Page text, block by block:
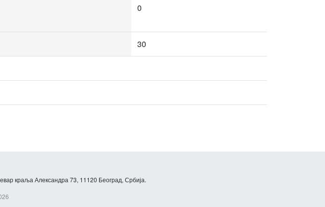
0
30
краља Александра 73, 11120 Београд, Србија.